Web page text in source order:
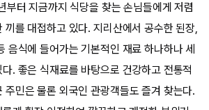
부터 지금까지 식당을 찾는 손님들에게 저렴
끼를 대접하고 있다. 지리산에서 공수한 된장,
음식에 들어가는 기본적인 재료 하나하나 세
. 좋은 식재료를 바탕으로 건강하고 전통적
주민은 물론 외국인 관광객들도 즐겨 찾는다.